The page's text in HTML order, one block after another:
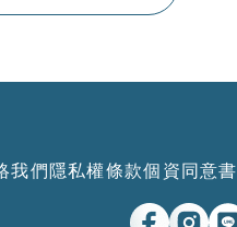
我們隱私權條款個資同意書